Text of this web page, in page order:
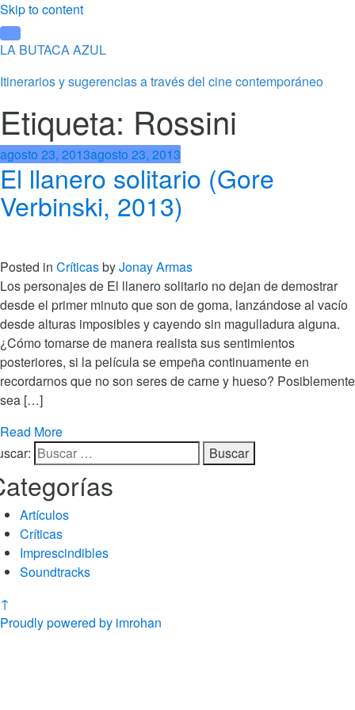
Skip to content
LA BUTACA AZUL
Itinerarios y sugerencias a través del cine contemporáneo
Etiqueta: Rossini
agosto 23, 2013agosto 23, 2013
El llanero solitario (Gore
Verbinski, 2013)
Posted in CríticasbyJonay Armas
Los personajes de El llanero solitario no dejan de demostrar
desde el primer minuto que son de goma, lanzándose al vacío
desde alturas imposibles y cayendo sin magulladura alguna.
¿Cómo tomarse de manera realista sus sentimientos
posteriores, si la película se empeña continuamente en
recordarnos que no son seres de carne y hueso? Posiblemente
sea […]
Read More
Artículos
Críticas
Imprescindibles
Soundtracks
↑
Proudly powered by imrohan